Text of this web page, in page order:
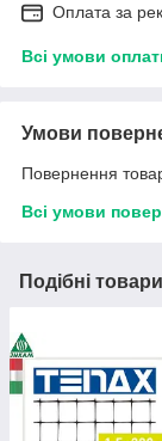
Оплата за
Всі умови
Умови
Повернення
Всі умови
Подібні